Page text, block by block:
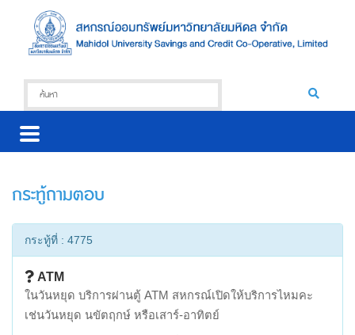
กระทู้ถามตอบ
กระทู้ที่ : 4775
ATM
ในวันหยุด บริการผ่านตู้ ATM สหกรณ์เปิดให้บริการไหมคะ
เช่นวันหยุด นขัตฤกษ์ หรือเสาร์-อาทิตย์